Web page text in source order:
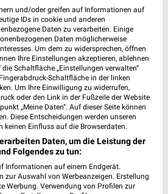
- 19:00 Uhr | Geschlossen
Freiburg
7
- 20:00 Uhr | Geschlossen
Nagold
und/oder greifen auf Informationen auf
IDs in cookie und anderen
Daten zu verarbeiten. Einige
Daten möglicherweise
Um dem zu widersprechen, öffnen
Ihre Einstellungen akzeptieren, ablehnen
Schaltfläche „Einstellungen verwalten“
Schaltfläche in der linken
Um Ihre Einwilligung zu widerrufen,
oder den Link in der Fußzeile der Website
„Meine Daten“. Auf dieser Seite können
Diese Entscheidungen werden unseren
keinen Einfluss auf die Browserdaten.
Daten, um die Leistung der
Folgendes zu tun:
Informationen auf einem Endgerät.
zur Auswahl von Werbeanzeigen. Erstellung
Werbung. Verwendung von Profilen zur